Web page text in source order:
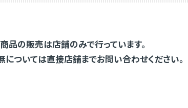
商品の販売は店舗のみで行っています。
については直接店舗までお問い合わせください。